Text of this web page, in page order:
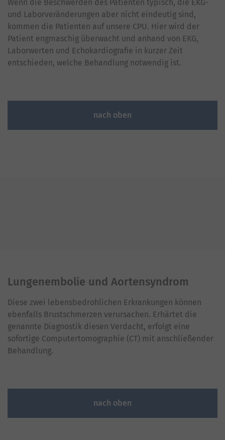
Wenn die Beschwerden des Patienten typisch, die EKG-
und Laborveränderungen aber nicht eindeutig sind,
kommen die Patienten auf unsere CPU. Hier wird der
Patient engmaschig überwacht und anhand von EKG,
Laborwerten und Echokardiografie in kurzer Zeit
entschieden, welche Behandlung notwendig ist.
nach oben
Lungenembolie und Aortensyndrom
Diese zwei lebensbedrohlichen Erkrankungen können
ebenfalls Brustschmerzen verursachen. Erhärtet die
genannte Diagnostik diesen Verdacht, erfolgt eine
sofortige Computertomographie (CT) mit anschließender
Behandlung.
nach oben